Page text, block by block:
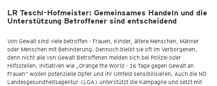
LR Teschl-Hofmeister: Gemeinsames Handeln und die
Unterstützung Betroffener sind entscheidend
Von Gewalt sind viele betroffen - Frauen, Kinder, ältere Menschen, Männer
oder Menschen mit Behinderung. Dennoch bleibt sie oft im Verborgenen,
denn nicht alle von Gewalt Betroffenen melden sich bei Polizei oder
Hilfsstellen. Initiativen wie „Orange the World - 16 Tage gegen Gewalt an
Frauen“ wollen potenzielle Opfer und ihr Umfeld sensibilisieren. Auch die NÖ
Landesgesundheitsagentur (LGA) unterstützt die Kampagne und setzt mit